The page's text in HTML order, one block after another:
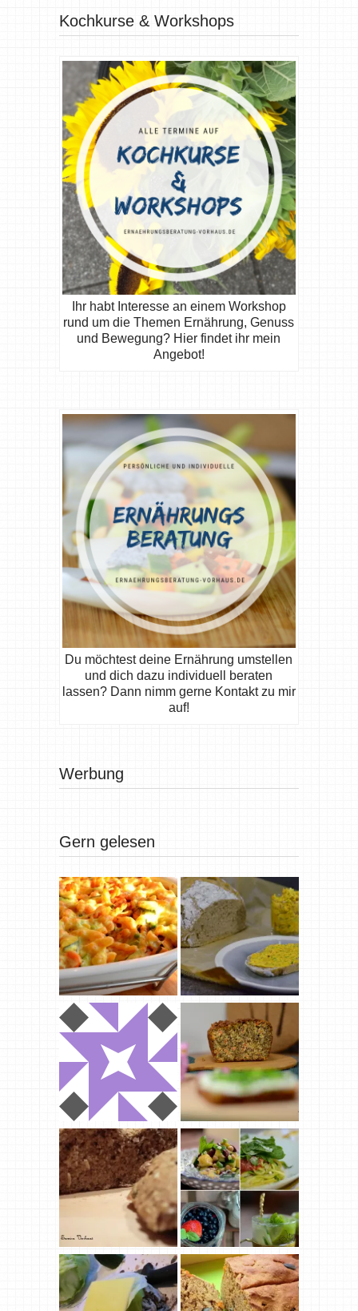
Kochkurse & Workshops
Ihr habt Interesse an einem Workshop
rund um die Themen Ernährung, Genuss
und Bewegung? Hier findet ihr mein
Angebot!
Du möchtest deine Ernährung umstellen
und dich dazu individuell beraten
lassen? Dann nimm gerne Kontakt zu mir
auf!
Werbung
Gern gelesen